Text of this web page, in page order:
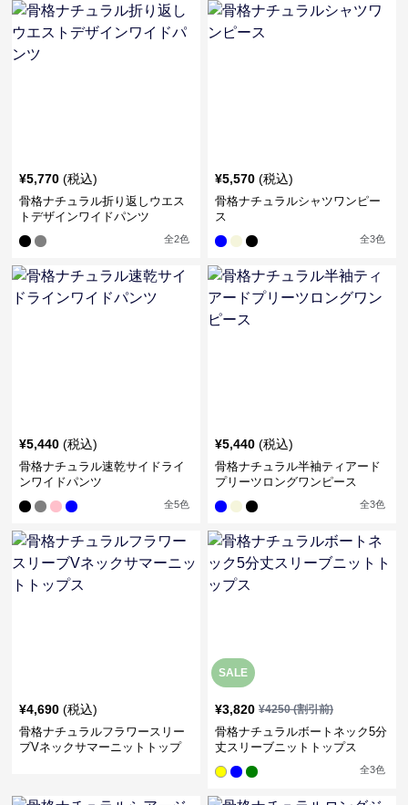
¥5,770 (税込)
骨格ナチュラル折り返しウエス
トデザインワイドパンツ
全2色
¥5,570 (税込)
骨格ナチュラルシャツワンピー
ス
全3色
¥5,440 (税込)
骨格ナチュラル速乾サイドライ
ンワイドパンツ
全5色
¥5,440 (税込)
骨格ナチュラル半袖ティアード
プリーツロングワンピース
全3色
¥4,690 (税込)
骨格ナチュラルフラワースリー
ブVネックサマーニットトップ
SALE
¥3,820 ¥4250(割引前)
骨格ナチュラルボートネック5分
丈スリーブニットトップス
全3色